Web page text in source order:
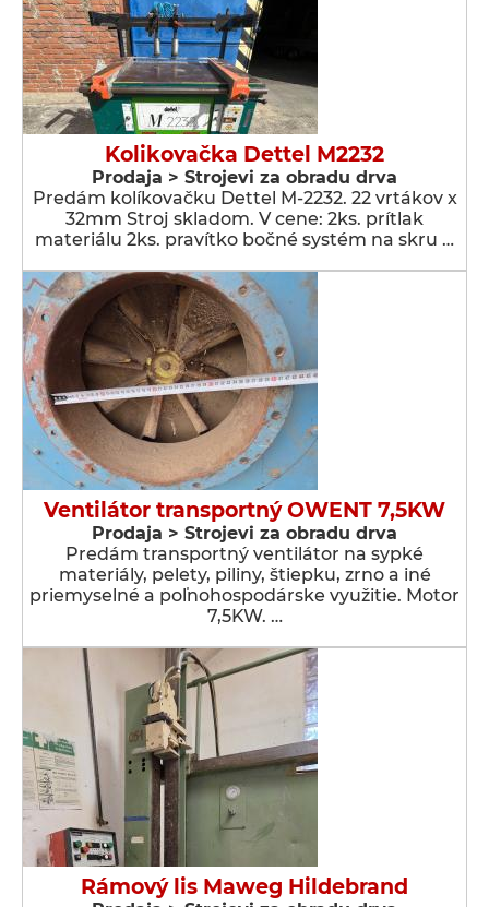
Kolikovačka Dettel M2232
Prodaja > Strojevi za obradu drva
Predám kolíkovačku Dettel M-2232. 22 vrtákov x
32mm Stroj skladom. V cene: 2ks. prítlak
materiálu 2ks. pravítko bočné systém na skru …
Ventilátor transportný OWENT 7,5KW
Prodaja > Strojevi za obradu drva
Predám transportný ventilátor na sypké
materiály, pelety, piliny, štiepku, zrno a iné
priemyselné a poľnohospodárske využitie. Motor
7,5KW. …
Rámový lis Maweg Hildebrand